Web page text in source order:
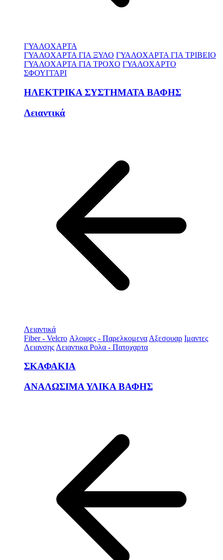
ΓΥΑΛΟΧΑΡΤΑ
ΓΥΑΛΟΧΑΡΤΑ ΓΙΑ ΞΥΛΟ ΓΥΑΛΟΧΑΡΤΑ ΓΙΑ ΤΡΙΒΕΙΟ
ΓΥΑΛΟΧΑΡΤΑ ΓΙΑ ΤΡΟΧΟ ΓΥΑΛΟΧΑΡΤΟ
ΣΦΟΥΓΓΑΡΙ
ΗΛΕΚΤΡΙΚΑ ΣΥΣΤΗΜΑΤΑ ΒΑΦΗΣ
Λειαντικά
Λειαντικά
Fiber - Velcro Αλοιφες - Παρελκομενα Αξεσουαρ Ιμαντες
Λειανσης Λειαντικα Ρολα - Πατοχαρτα
ΣΚΑΦΑΚΙΑ
ΑΝΑΛΩΣΙΜΑ ΥΛΙΚΑ ΒΑΦΗΣ